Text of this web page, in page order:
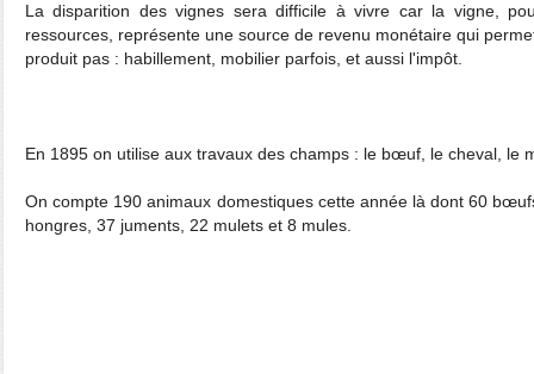
La disparition des vignes sera difficile à vivre car la vigne,
ressources, représente une source de revenu monétaire qui
produit pas : habillement, mobilier parfois, et aussi l'impôt.
En 1895 on utilise aux travaux des champs : le bœuf, le cheval, le
On compte 190 animaux domestiques cette année là dont 60
hongres, 37 juments, 22 mulets et 8 mules.